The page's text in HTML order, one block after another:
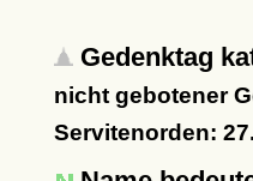
Gedenktag
nicht gebotener
Servitenorden: